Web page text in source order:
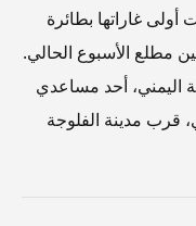
غاراتها بطائرة
مطلع الأسبوع الحالي.
اليمني، أحد مساعدي
قرب مدينة الفلوجة